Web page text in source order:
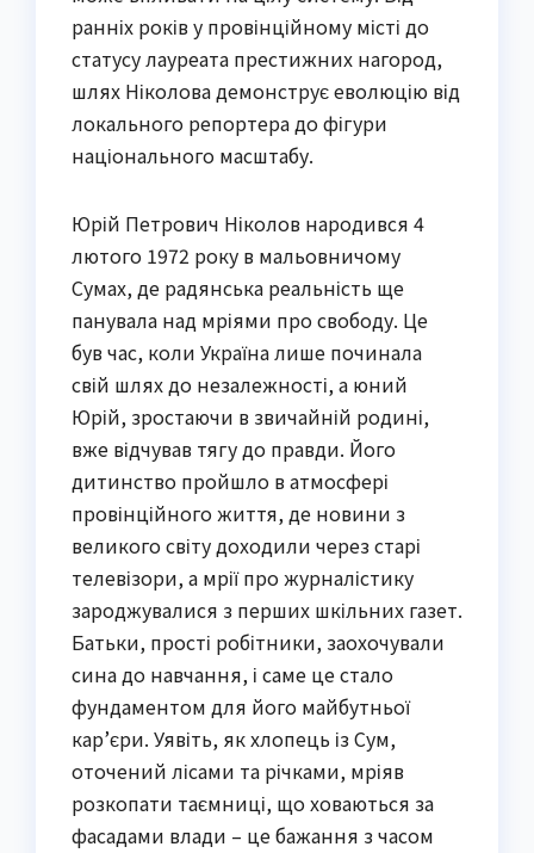
ранніх років у провінційному місті до
статусу лауреата престижних нагород,
шлях Ніколова демонструє еволюцію від
локального репортера до фігури
національного масштабу.
Юрій Петрович Ніколов народився 4
лютого 1972 року в мальовничому
Сумах, де радянська реальність ще
панувала над мріями про свободу. Це
був час, коли Україна лише починала
свій шлях до незалежності, а юний
Юрій, зростаючи в звичайній родині,
вже відчував тягу до правди. Його
дитинство пройшло в атмосфері
провінційного життя, де новини з
великого світу доходили через старі
телевізори, а мрії про журналістику
зароджувалися з перших шкільних газет.
Батьки, прості робітники, заохочували
сина до навчання, і саме це стало
фундаментом для його майбутньої
кар’єри. Уявіть, як хлопець із Сум,
оточений лісами та річками, мріяв
розкопати таємниці, що ховаються за
фасадами влади – це бажання з часом